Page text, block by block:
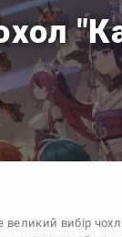
великий вибір